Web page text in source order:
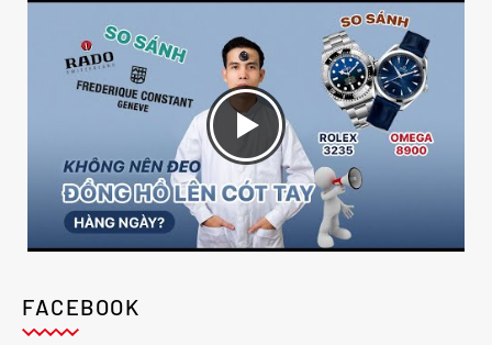
FACEBOOK